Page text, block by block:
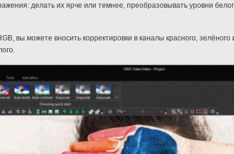
делать их ярче или темнее, преобразовывать уровни
вы можете вносить корректировки в каналы красного,